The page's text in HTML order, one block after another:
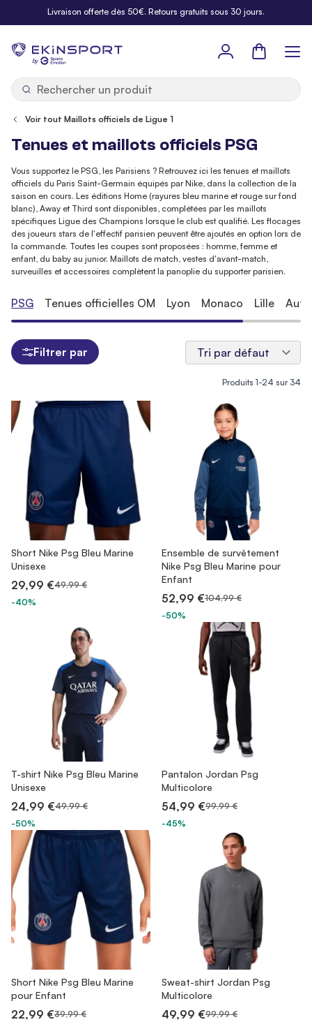
Allez au contenuLivraison offerte dès 50€. Retours gratuits sous 30 jours.
by
Panier
Voir tout Maillots officiels de Ligue 1
Tenues et maillots officiels PSG
Vous supportez le PSG, les Parisiens ? Retrouvez ici les tenues et maillots
officiels du Paris Saint-Germain équipés par Nike, dans la collection de la
saison en cours. Les éditions Home (rayures bleu marine et rouge sur fond
blanc), Away et Third sont disponibles, complétées par les maillots
spécifiques Ligue des Champions lorsque le club est qualifié. Les flocages
des joueurs stars de l'effectif parisien peuvent être ajoutés en option lors de
la commande. Toutes les coupes sont proposées : homme, femme et
enfant, du baby au junior. Maillots de match, vestes d'avant-match,
surveuilles et accessoires complètent la panoplie du supporter parisien.
Produits 1-24 sur 34
Short Nike Psg Bleu Marine
Unisexe
29,99 €49,99 €
-40%
Ensemble de survêtement
Nike Psg Bleu Marine pour
Enfant
52,99 €104,99 €
-50%
T-shirt Nike Psg Bleu Marine
Unisexe
24,99 €49,99 €
-50%
Pantalon Jordan Psg
Multicolore
54,99 €99,99 €
-45%
Short Nike Psg Bleu Marine
pour Enfant
22,99 €39,99 €
Sweat-shirt Jordan Psg
Multicolore
49,99 €99,99 €
PSG Tenues officielles OM Lyon Monaco Lille
Filtrer par